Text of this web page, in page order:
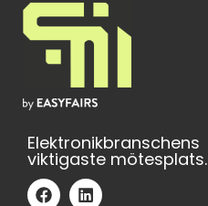
Elektronikbranschens
viktigaste mötesplats.